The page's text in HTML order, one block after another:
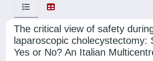
The critical view of safety
laparoscopic cholecystectomy:
Yes or No? An Italian